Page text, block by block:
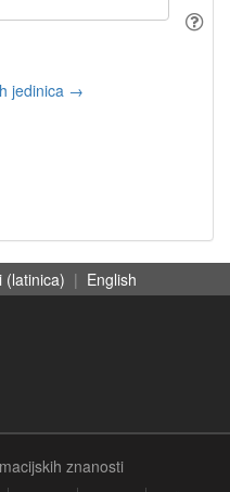
jedinica →
(latinica) | English
znanosti